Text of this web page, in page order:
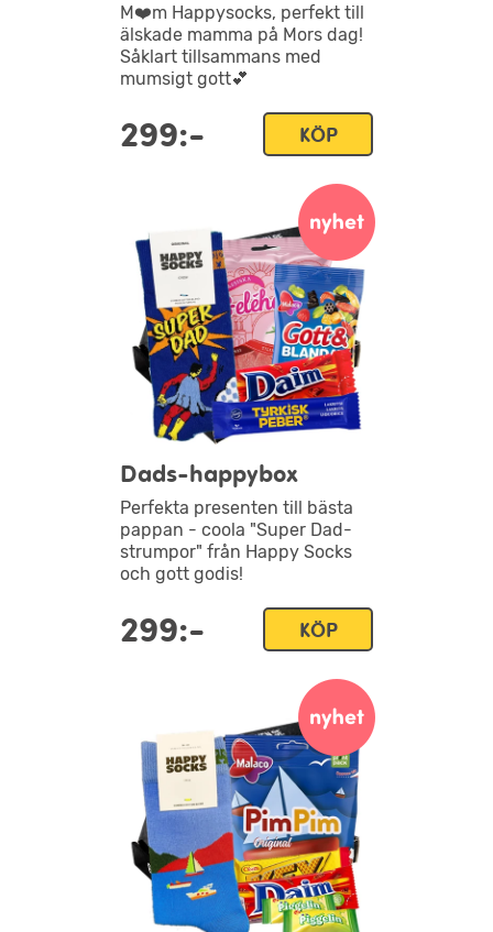
M❤️m Happysocks, perfekt till
älskade mamma på Mors dag!
Såklart tillsammans med
mumsigt gott💕
299:- KÖP
Dads-happybox
Perfekta presenten till bästa
pappan - coola "Super Dad-
strumpor" från Happy Socks
och gott godis!
299:- KÖP